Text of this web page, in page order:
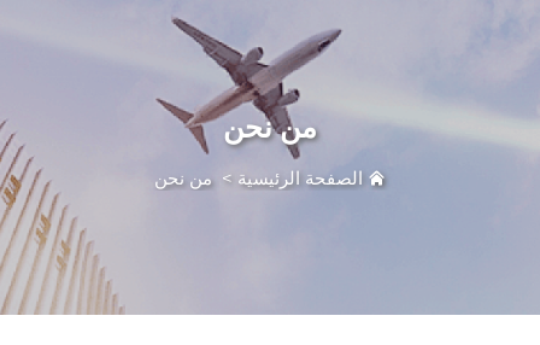
من نحن
الصفحة الرئيسية >من نحن